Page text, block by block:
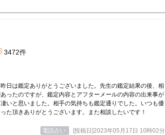
3472件
日は鑑定ありがとうございました。先生の鑑定結果の後、相
ったのですが、鑑定内容とアフターメールの内容の出来事が
いと思いました。相手の気持ちも鑑定通りでした。いつも優
た頂きありがとうございます。また相談したいです！
電話占い [投稿日]2023年05月17日 10時02分